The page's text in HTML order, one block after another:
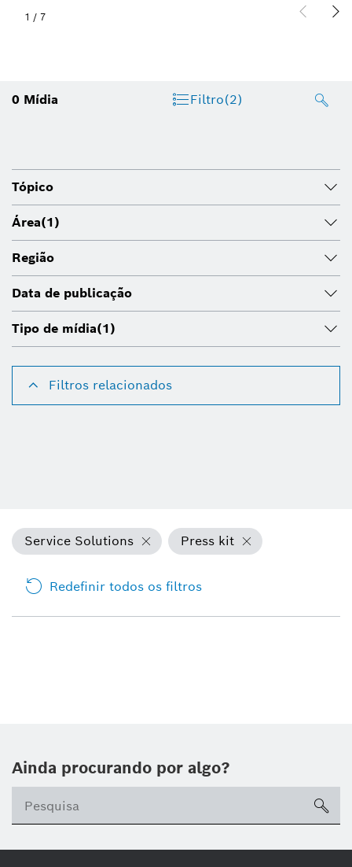
1 / 7
0 Mídia Filtro(2)
Tópico
Área(1)
Região
Data de publicação
Tipo de mídia(1)
Filtros relacionados
Service Solutions Press kit
Redefinir todos os filtros
Ainda procurando por algo?